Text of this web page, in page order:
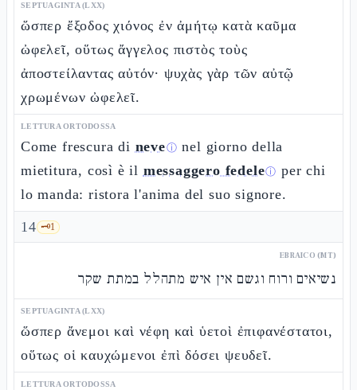
SEPTUAGINTA (LXX)
ὥσπερ ἔξοδος χιόνος ἐν ἀμήτῳ κατὰ καῦμα
ὠφελεῖ, οὕτως ἄγγελος πιστὸς τοὺς
ἀποστείλαντας αὐτόν· ψυχὰς γὰρ τῶν αὐτῷ
χρωμένων ὠφελεῖ.
LETTURA ORTODOSSA
Come frescura di neveⓘ nel giorno della
mietitura, così è il messaggero fedeleⓘ per chi
lo manda: ristora l'anima del suo signore.
14 🗝️1
EBRAICO (MT)
נשיאים ורוח וגשם אין איש מתהלל במתת שקר
SEPTUAGINTA (LXX)
ὥσπερ ἄνεμοι καὶ νέφη καὶ ὑετοὶ ἐπιφανέστατοι,
οὕτως οἱ καυχώμενοι ἐπὶ δόσει ψευδεῖ.
LETTURA ORTODOSSA